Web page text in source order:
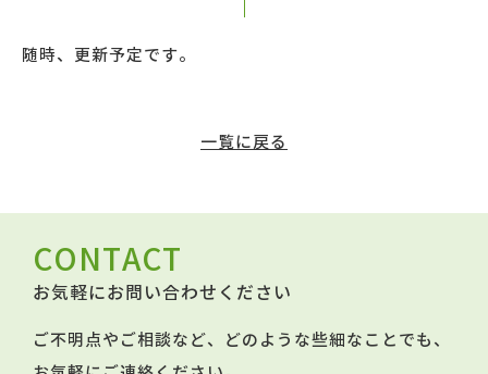
随時、更新予定です。
一覧に戻る
CONTACT
お気軽にお問い合わせください
ご不明点やご相談など、どのような些細なことでも、